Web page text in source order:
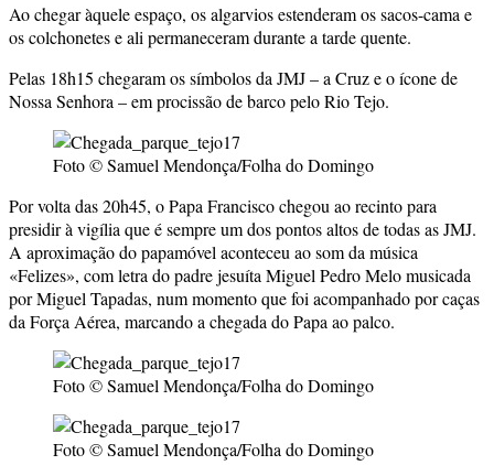
Ao chegar àquele espaço, os algarvios estenderam os sacos-cama e
os colchonetes e ali permaneceram durante a tarde quente.
Pelas 18h15 chegaram os símbolos da JMJ – a Cruz e o ícone de
Nossa Senhora – em procissão de barco pelo Rio Tejo.
Foto © Samuel Mendonça/Folha do Domingo
Por volta das 20h45, o Papa Francisco chegou ao recinto para
presidir à vigília que é sempre um dos pontos altos de todas as JMJ.
A aproximação do papamóvel aconteceu ao som da música
«Felizes», com letra do padre jesuíta Miguel Pedro Melo musicada
por Miguel Tapadas, num momento que foi acompanhado por caças
da Força Aérea, marcando a chegada do Papa ao palco.
Foto © Samuel Mendonça/Folha do Domingo
Foto © Samuel Mendonça/Folha do Domingo